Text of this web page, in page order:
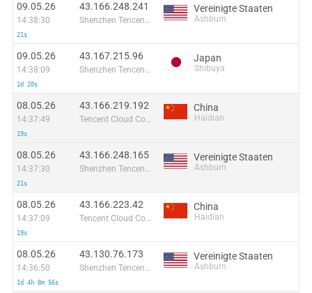
09.05.26
14:38:30
21s
43.166.248.241
Shenzhen Tencent Computer Systems Company Limited
Vereinigte Staaten
Ashburn
09.05.26
14:38:09
1d 20s
43.167.215.96
Shenzhen Tencent Computer Systems Company Limited
Japan
Shibuya
08.05.26
14:37:49
19s
43.166.219.192
Tencent Cloud Computing (Beijing) Co
China
Haidian
08.05.26
14:37:30
21s
43.166.248.165
Shenzhen Tencent Computer Systems Company Limited
Vereinigte Staaten
Ashburn
08.05.26
14:37:09
19s
43.166.223.42
Tencent Cloud Computing (Beijing) Co
China
Haidian
08.05.26
14:36:50
1d 4h 8m 56s
43.130.76.173
Shenzhen Tencent Computer Systems Company Limited
Vereinigte Staaten
Ashburn